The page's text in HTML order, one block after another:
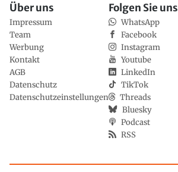
Über uns
Impressum
Team
Werbung
Kontakt
AGB
Datenschutz
Datenschutzeinstellungen
Folgen Sie uns
WhatsApp
Facebook
Instagram
Youtube
LinkedIn
TikTok
Threads
Bluesky
Podcast
RSS